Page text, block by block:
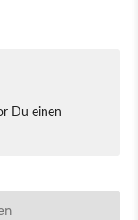
Du einen